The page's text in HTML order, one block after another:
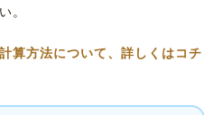
。
算方法について、詳しくはコチ